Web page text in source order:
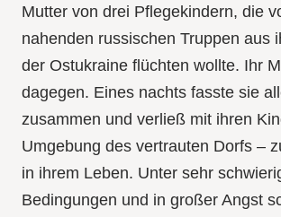
Mutter von drei Pflegekindern, die
nahenden russischen Truppen aus
der Ostukraine flüchten wollte. Ihr
dagegen. Eines nachts fasste sie
zusammen und verließ mit ihren
Umgebung des vertrauten Dorfs –
in ihrem Leben. Unter sehr
Bedingungen und in großer Angst